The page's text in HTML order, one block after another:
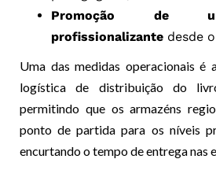
Promoção de
profissionalizante desde
Uma das medidas operacionais é
logística de distribuição do
permitindo que os armazéns
ponto de partida para os níveis
encurtando o tempo de entrega nas